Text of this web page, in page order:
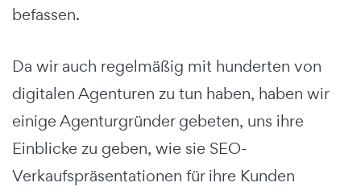
befassen.
Da wir auch regelmäßig mit hunderten von
digitalen Agenturen zu tun haben, haben wir
einige Agenturgründer gebeten, uns ihre
Einblicke zu geben, wie sie SEO-
Verkaufspräsentationen für ihre Kunden